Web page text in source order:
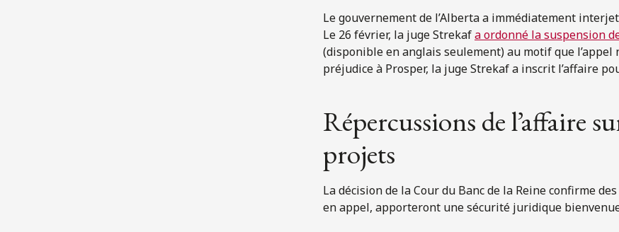
Le gouvernement de l’Alberta a immédiatement
Le 26 février, la juge Strekafa ordonné la suspension
(disponible en anglais seulement) au motif que
préjudice à Prosper, la juge Strekaf a inscrit l’affaire
Répercussions de l’affaire
projets
La décision de la Cour du Banc de la Reine confirme
en appel, apporteront une sécurité juridique